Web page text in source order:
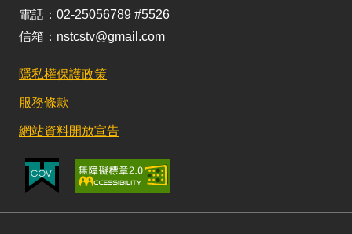
電話：02-25056789 #5526
信箱：nstcstv@gmail.com
隱私權保護政策
服務條款
網站資料開放宣告